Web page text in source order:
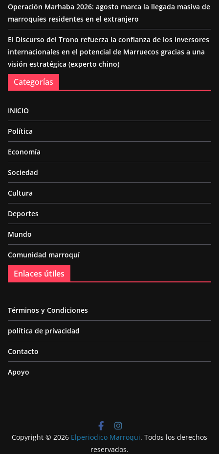
Operación Marhaba 2026: agosto marca la llegada masiva de
marroquíes residentes en el extranjero
El Discurso del Trono refuerza la confianza de los inversores
internacionales en el potencial de Marruecos gracias a una
visión estratégica (experto chino)
Categorías
INICIO
Política
Economía
Sociedad
Cultura
Deportes
Mundo
Comunidad marroquí
Enlaces útiles
Términos y Condiciones
política de privacidad
Contacto
Apoyo
Copyright © 2026 Elperiodico Marroqui. Todos los derechos
reservados.